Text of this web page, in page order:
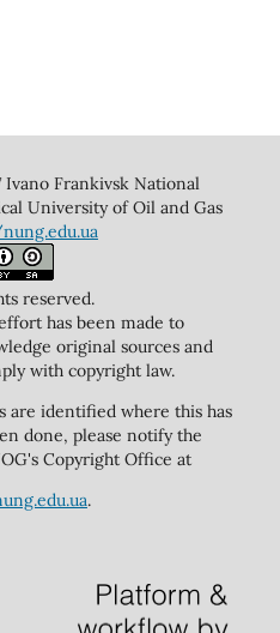
Ivano Frankivsk National
University of Oil and Gas
reserved.
has been made to
original sources and
with copyright law.
are identified where this has
done, please notify the
Copyright Office at
.